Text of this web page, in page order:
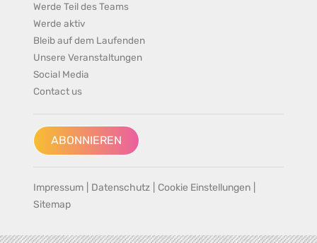
Werde Teil des Teams
Werde aktiv
Bleib auf dem Laufenden
Unsere Veranstaltungen
Social Media
Contact us
ABONNIEREN
Impressum Datenschutz Cookie Einstellungen
Sitemap